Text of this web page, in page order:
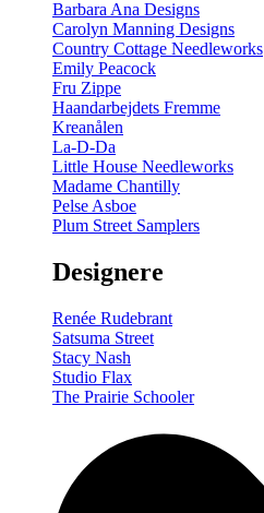
Barbara Ana Designs
Carolyn Manning Designs
Country Cottage Needleworks
Emily Peacock
Fru Zippe
Haandarbejdets Fremme
Kreanålen
La-D-Da
Little House Needleworks
Madame Chantilly
Pelse Asboe
Plum Street Samplers
Designere
Renée Rudebrant
Satsuma Street
Stacy Nash
Studio Flax
The Prairie Schooler